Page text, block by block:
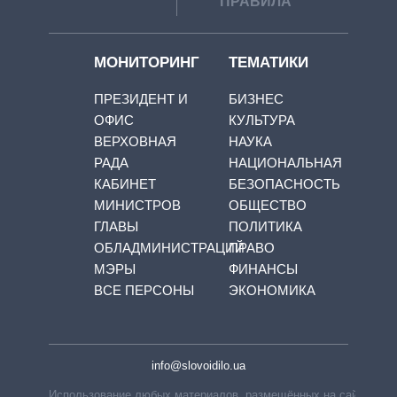
МОНИТОРИНГ
ПРЕЗИДЕНТ И
ОФИС
ВЕРХОВНАЯ
РАДА
КАБИНЕТ
МИНИСТРОВ
ГЛАВЫ
ОБЛАДМИНИСТРАЦИЙ
МЭРЫ
ВСЕ ПЕРСОНЫ
ТЕМАТИКИ
БИЗНЕС
КУЛЬТУРА
НАУКА
НАЦИОНАЛЬНАЯ
БЕЗОПАСНОСТЬ
ОБЩЕСТВО
ПОЛИТИКА
ПРАВО
ФИНАНСЫ
ЭКОНОМИКА
info@slovoidilo.ua